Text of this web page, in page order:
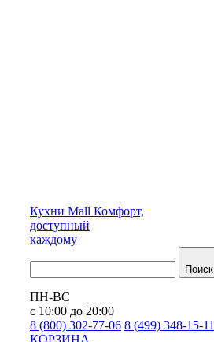
Кухни Mall Комфорт,
доступный
каждому
Поиск
ПН-ВС
с 10:00 до 20:00
8 (800) 302-77-06 8 (499) 348-15-11
КОРЗИНА